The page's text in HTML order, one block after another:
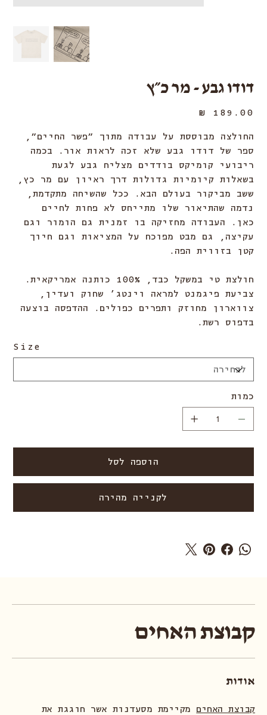
דודו גבע - מר כ״ץ
מחיר
החולצה מבוססת על עבודה מתוך ״פשר החיים״,
ספר של דודו גבע שלא זכה לראות אור. בכמה
ריבועי קומיקס בודדים מצליח גבע לגעת
בשאלות קיומיות גדולות דרך ראיון עם מר כץ,
ששב מביקור בעולם הבא. ככל שהשיחה מתקדמת,
נדמה שהתיאור שלו מתייחס לא פחות לחיים
כאן. העבודה מחזיקה בו זמנית גם הומור וגם
עקיצה, גם מבט מפוכח על המציאות וגם חיוך
קטן בזווית הפה.
חולצת טי במשקל כבד, 100% כותנה אמריקאית.
צביעת פיגמנט למראה וינטג’ שחוק ועדין,
צווארון מחוזק ותפרים כפולים. ההדפסה בוצעה
בדפוס רשת.
Size
כמות
הוספה לסל
לקנייה מהירה
קבוצת האחים
אודות
קבוצת האחים מקיימת מסעדנות אשר חוגגת את